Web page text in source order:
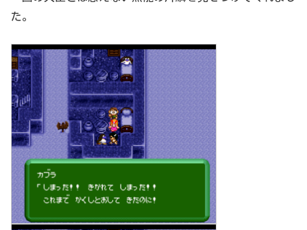
た。